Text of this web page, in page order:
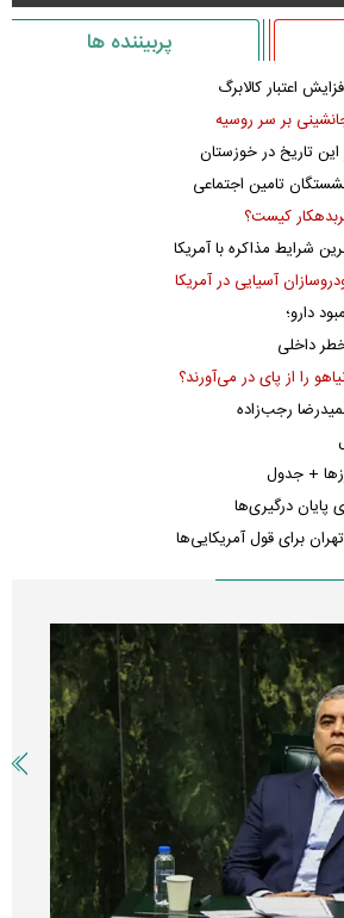
پربیننده ها
اعتبار کالابرگ
بر سر روسیه
تامین اجتماعی
کیست؟
شرایط مذاکره با آمریکا
آسیایی در آمریکا
دارو؛
داخلی
را از پای در می‌آورند؟
+ جدول
پایان درگیری‌ها
برای قول آمریکایی‌ها